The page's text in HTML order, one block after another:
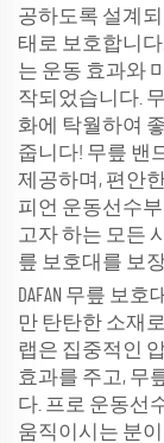
공하도록 설계
태로 보호합니
는 운동 효과와
작되었습니다.
화에 탁월하여
줍니다! 무릎 밴
제공하며, 편안
피언 운동선수
고자 하는 모든
릎 보호대를 보
DAFAN 무릎 보
만 탄탄한 소재
랩은 집중적인
효과를 주고, 무
다. 프로 운동선
움직이시는 분이